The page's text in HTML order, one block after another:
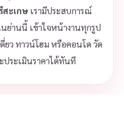
สะเกษเรามีประสบการณ์
ย่านนี้ เข้าใจหน้างานทุกรูป
ยว ทาวน์โฮม หรือคอนโด วัด
ระเมินราคาได้ทันที